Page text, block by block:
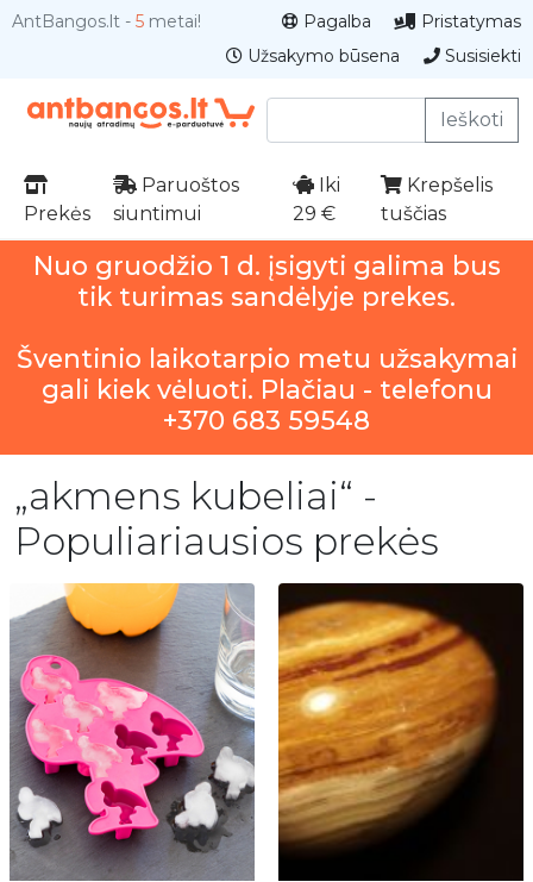
AntBangos.lt - 5 metai! Pagalba
Pristatymas
Užsakymo būsena
Susisiekti
Ieškoti
Prekės
Paruoštos
siuntimui
Iki
29 €
Krepšelis
tuščias
Nuo gruodžio 1 d. įsigyti galima bus
tik turimas sandėlyje prekes.
Šventinio laikotarpio metu užsakymai
gali kiek vėluoti. Plačiau - telefonu
+370 683 59548
„akmens kubeliai“ -
Populiariausios prekės